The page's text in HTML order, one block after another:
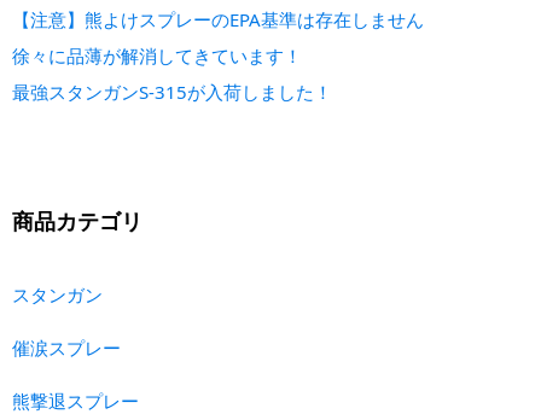
【注意】熊よけスプレーのEPA基準は存在しません
徐々に品薄が解消してきています！
最強スタンガンS-315が入荷しました！
商品カテゴリ
スタンガン
催涙スプレー
熊撃退スプレー